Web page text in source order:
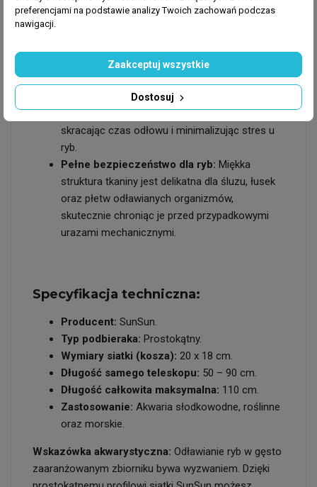
wysokich zbiorników wystawowych oraz
specjalnie dobrany materiał o drobnych
oczkach, które przy wyławianiu nie stanowią
dużego oporu dla wody. Przekłada się to na
znacznie szybsze i płynniejsze ruchy pod wodą,
skracając czas odłowu i minimalizując stres u
ryb.
Pełne bezpieczeństwo dla ryb: Miękka
struktura tkaniny jest delikatna dla śluzu, łusek
oraz płetw odławianych organizmów,
skutecznie chroniąc je przed przypadkowymi
urazami mechanicznymi.
Specyfikacja techniczna:
Producent: SunSun.
Typ podbieraka: Prostokątny.
Wymiary siatki (kosza): 20 x 18 cm.
Długość samego teleskopu: 50 – 90 cm.
Długość całkowita maksymalna: 110 cm.
Zastosowanie: Akwaria słodkowodne, roślinne
oraz morskie.
Wskazówka akwarystyczna: Odławianie ryb w gęsto
zaaranżowanym zbiorniku bywa wyzwaniem. Dzięki
preferencjami na podstawie analizy Twoich zachowań podczas
nawigacji.
Dostosuj
Zaakceptuj wszystkie